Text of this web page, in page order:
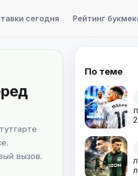
сегодня Рейтинг
вызов.
По теме